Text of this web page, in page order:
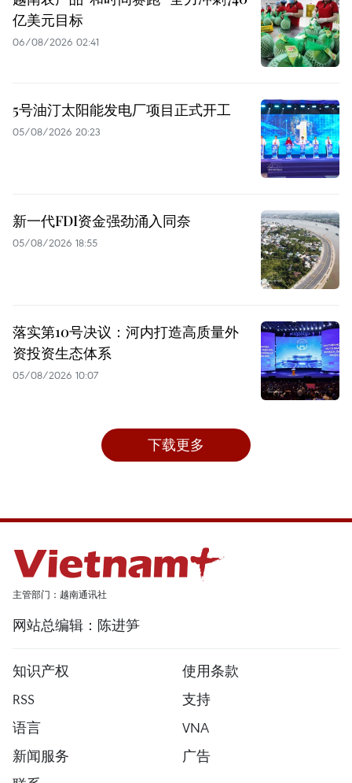
亿美元目标
06/08/2026 02:41
5号油汀太阳能发电厂项目正式开工
05/08/2026 20:23
新一代FDI资金强劲涌入同奈
05/08/2026 18:55
落实第10号决议：河内打造高质量外
资投资生态体系
05/08/2026 10:07
下载更多
主管部门：越南通讯社
网站总编辑：陈进笋
知识产权
使用条款
RSS
支持
语言
VNA
新闻服务
广告